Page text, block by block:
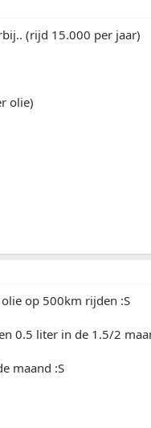
(rijd 15.000 per jaar)
olie)
op 500km rijden :S
0.5 liter in de 1.5/2
maand :S